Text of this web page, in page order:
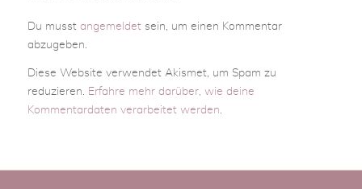
Du musst angemeldetsein, um einen Kommentar
abzugeben.
Diese Website verwendet Akismet, um Spam zu
reduzieren.
Erfahre mehr darüber, wie deine
Kommentardaten verarbeitet werden